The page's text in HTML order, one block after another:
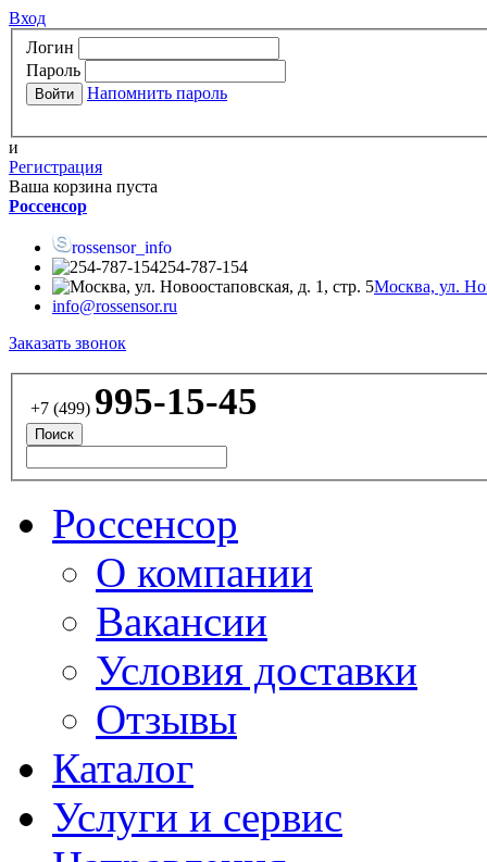
Вход
Логин
Пароль
Напомнить пароль
и
Регистрация
Ваша корзина пуста
Россенсор
rossensor_info
254-787-154
Москва, ул.
info@rossensor.ru
Заказать звонок
+7 (499) 995-15-45
Россенсор
О компании
Вакансии
Условия доставки
Отзывы
Каталог
Услуги и сервис